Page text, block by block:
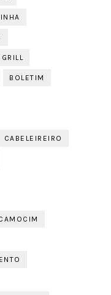
BOLETIM
CABELEIREIRO